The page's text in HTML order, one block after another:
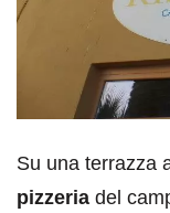
Su una terrazza
pizzeria del